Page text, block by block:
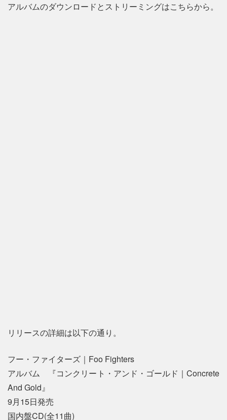
アルバムのダウンロードとストリーミングはこちらから。
リリースの詳細は以下の通り。
フー・ファイターズ｜Foo Fighters
アルバム 『コンクリート・アンド・ゴールド｜Concrete
And Gold』
9月15日発売
国内盤CD(全11曲)